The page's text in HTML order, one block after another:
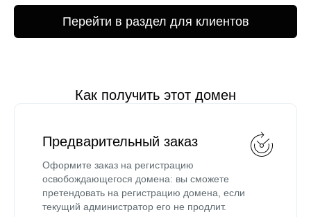
Перейти в раздел для клиентов
Как получить этот домен
Предварительный заказ
Оформите заказ на регистрацию
освобождающегося домена: вы сможете
претендовать на регистрацию домена, если
текущий администратор его не продлит.